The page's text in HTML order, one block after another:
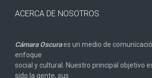
ACERCA DE NOSOTROS
Cámara Oscuraes un medio de
enfoque
social y cultural. Nuestro principal objetivo
sido la gente, sus